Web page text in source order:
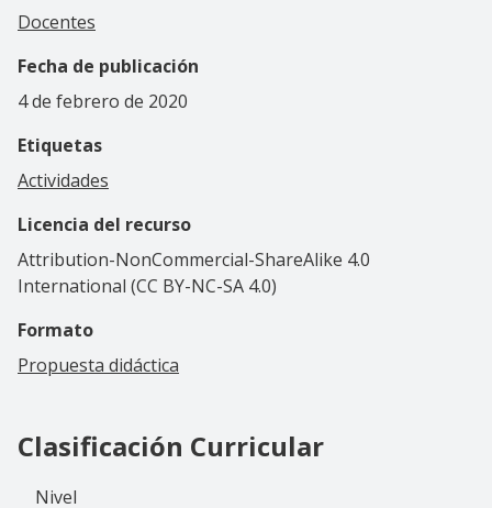
Docentes
Fecha de publicación
4 de febrero de 2020
Etiquetas
Actividades
Licencia del recurso
Attribution-NonCommercial-ShareAlike 4.0
International (CC BY-NC-SA 4.0)
Formato
Propuesta didáctica
Clasificación Curricular
Nivel